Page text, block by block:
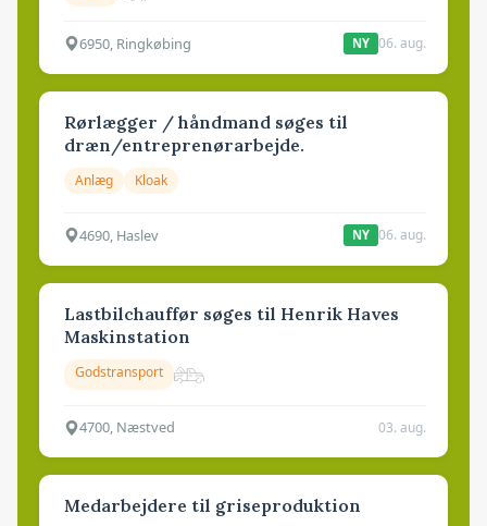
6950, Ringkøbing NY 06. aug.
Rørlægger / håndmand søges til
dræn/entreprenørarbejde.
Anlæg Kloak
4690, Haslev NY 06. aug.
Lastbilchauffør søges til Henrik Haves
Maskinstation
Godstransport
4700, Næstved 03. aug.
Medarbejdere til griseproduktion